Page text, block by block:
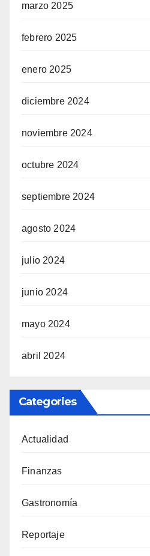
marzo 2025
febrero 2025
enero 2025
diciembre 2024
noviembre 2024
octubre 2024
septiembre 2024
agosto 2024
julio 2024
junio 2024
mayo 2024
abril 2024
Categories
Actualidad
Finanzas
Gastronomía
Reportaje